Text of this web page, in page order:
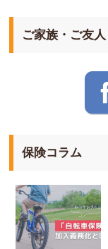
ご家族・ご友
保険コラム